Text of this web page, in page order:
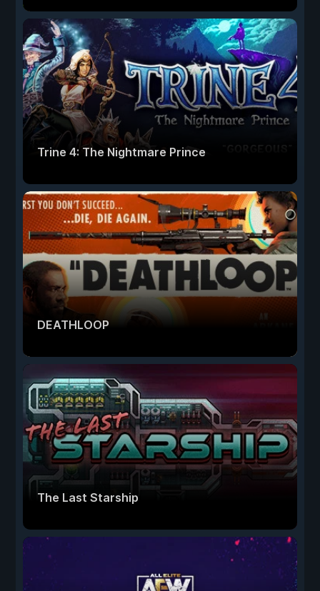
Trine 4: The Nightmare Prince
DEATHLOOP
The Last Starship